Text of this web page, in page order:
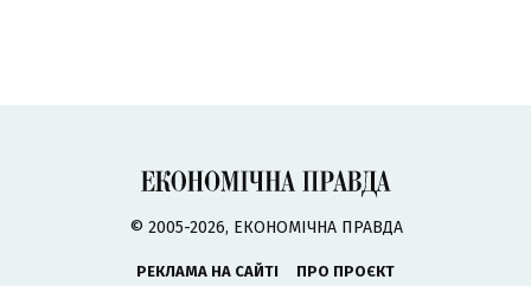
© 2005-2026, ЕКОНОМІЧНА ПРАВДА
РЕКЛАМА НА САЙТІ
ПРО ПРОЄКТ